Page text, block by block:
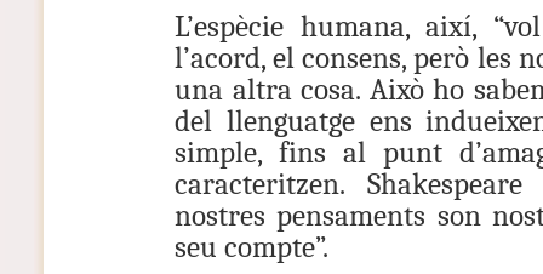
L’espècie humana, així,
l’acord, el consens, però les
una altra cosa. Això ho
del llenguatge ens
simple, fins al punt
caracteritzen.
nostres pensaments son
seu compte”.